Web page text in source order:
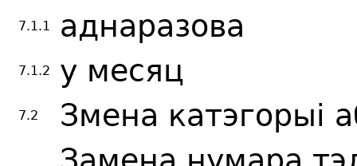
7.1.1 аднаразова
7.1.2 у месяц
7.2
Змена катэгорыі